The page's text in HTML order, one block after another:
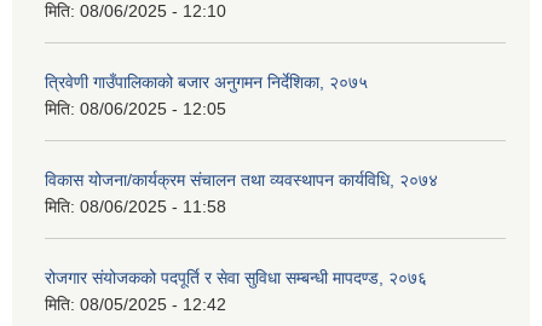
मिति: 08/06/2025 - 12:10
त्रिवेणी गाउँपालिकाको बजार अनुगमन निर्देशिका, २०७५
मिति: 08/06/2025 - 12:05
विकास योजना/कार्यक्रम संचालन तथा व्यवस्थापन कार्यविधि, २०७४
मिति: 08/06/2025 - 11:58
रोजगार संयोजकको पदपूर्ति र सेवा सुविधा सम्बन्धी मापदण्ड, २०७६
मिति: 08/05/2025 - 12:42